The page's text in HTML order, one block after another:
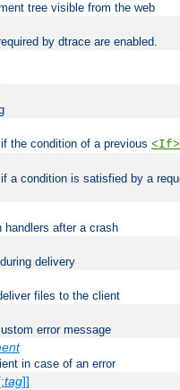
tree visible from the web
by dtrace are enabled.
the condition of a previous <If>
a condition is satisfied by a
handlers after a crash
delivery
files to the client
error message
in case of an error
tag]]